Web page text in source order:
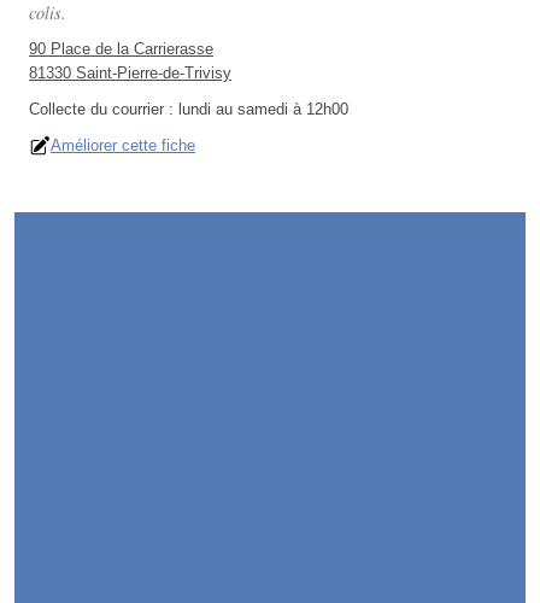
colis.
90 Place de la Carrierasse
81330 Saint-Pierre-de-Trivisy
Collecte du courrier : lundi au samedi à 12h00
Améliorer cette fiche